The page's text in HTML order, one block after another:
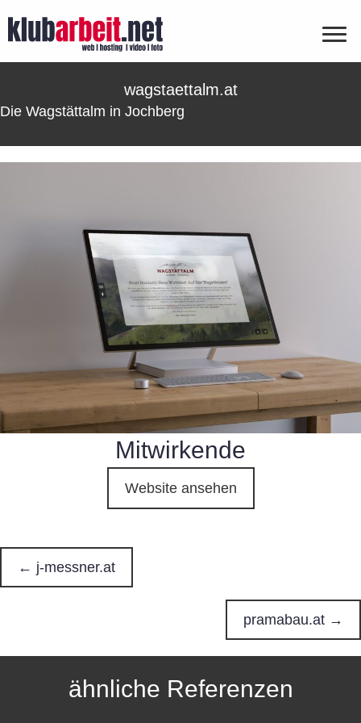
wagstaettalm.at
Die Wagstättalm in Jochberg
Mitwirkende
Website ansehen
P
s
← j-messner.at
pramabau.at →
ähnliche Referenzen